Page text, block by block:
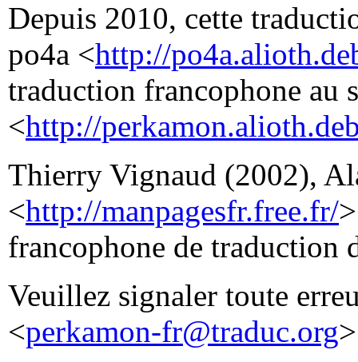
Depuis 2010, cette
po4a <http://
traduction francophone au
<http://
Thierry Vignaud (2002),
<http://manpagesfr.free.fr/
francophone de traduction
Veuillez signaler toute
<perkamon-fr@traduc.org